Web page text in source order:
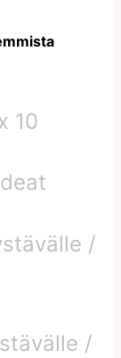
10
/
/